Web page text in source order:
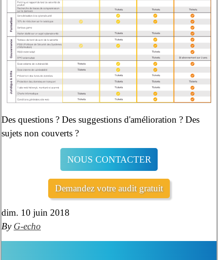
Des questions ? Des suggestions d'amélioration ? Des
sujets non couverts ?
NOUS CONTACTER
Demandez votre audit gratuit
dim. 10 juin 2018
By G-echo